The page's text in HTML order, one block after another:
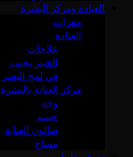
العيادة ومركز البشرة
مقرات
العيادة
علاجات
الخبير يجيب
في لمح البصر
مركز العناية بالبشرة
وجه
جسم
صالون العناية
مساج